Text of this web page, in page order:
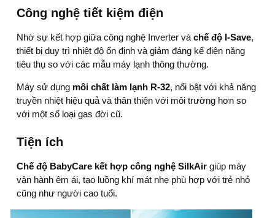
Công nghệ tiết kiệm điện
Nhờ sự kết hợp giữa công nghệ Inverter và chế độ I-Save,
thiết bị duy trì nhiệt độ ổn định và giảm đáng kể điện năng
tiêu thụ so với các mẫu máy lạnh thông thường.
Máy sử dụng môi chất làm lạnh R-32, nổi bật với khả năng
truyền nhiệt hiệu quả và thân thiện với môi trường hơn so
với một số loại gas đời cũ.
Tiện ích
Chế độ BabyCare kết hợp công nghệ SilkAir giúp máy
vận hành êm ái, tạo luồng khí mát nhẹ phù hợp với trẻ nhỏ
cũng như người cao tuổi.